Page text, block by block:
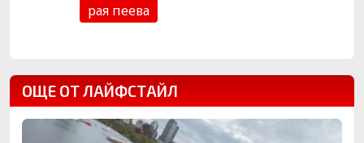
рая пеева
ОЩЕ ОТ ЛАЙФСТАЙЛ